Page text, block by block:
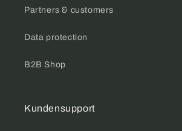
Partners & customers
Data protection
B2B Shop
Kundensupport